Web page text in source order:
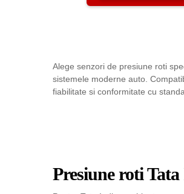
Alege senzori de presiune roti
sistemele moderne auto.
fiabilitate si conformitate cu
Presiune roti